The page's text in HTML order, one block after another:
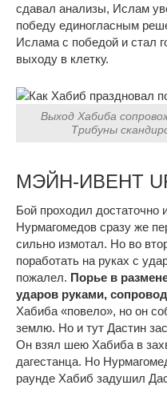
сдавал анализы, Ислам
победу единогласным
Ислама с победой и стал
выходу в клетку.
Выход Хабиба
Трибуны
МЭЙН-ИВЕНТ
Бой проходил достаточно
Нурмагомедов сразу же
сильно измотал. Но во
поработать на руках с
пожалел. Порье в
ударов руками,
Хабиба «повело», но он
землю. Но и тут Дастин
Он взял шею Хабиба в
дагестанца. Но
раунде Хабиб задушил